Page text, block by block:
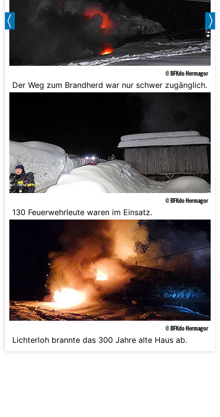
© BFKdo Hermagor
Der Weg zum Brandherd war nur schwer zugänglich.
© BFKdo Hermagor
130 Feuerwehrleute waren im Einsatz.
© BFKdo Hermagor
Lichterloh brannte das 300 Jahre alte Haus ab.